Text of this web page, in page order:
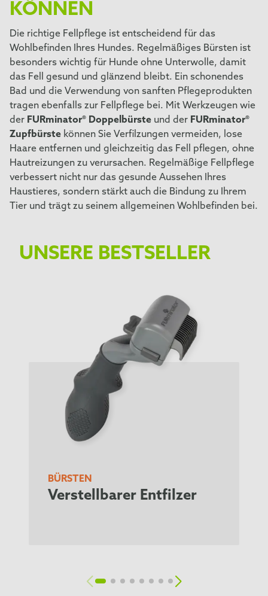
KÖNNEN
Die richtige Fellpflege ist entscheidend für das
Wohlbefinden Ihres Hundes. Regelmäßiges Bürsten ist
besonders wichtig für Hunde ohne Unterwolle, damit
das Fell gesund und glänzend bleibt. Ein schonendes
Bad und die Verwendung von sanften Pflegeprodukten
tragen ebenfalls zur Fellpflege bei. Mit Werkzeugen wie
der FURminator® Doppelbürste und der FURminator®
Zupfbürste können Sie Verfilzungen vermeiden, lose
Haare entfernen und gleichzeitig das Fell pflegen, ohne
Hautreizungen zu verursachen. Regelmäßige Fellpflege
verbessert nicht nur das gesunde Aussehen Ihres
Haustieres, sondern stärkt auch die Bindung zu Ihrem
Tier und trägt zu seinem allgemeinen Wohlbefinden bei.
UNSERE BESTSELLER
BÜRSTEN
Verstellbarer Entfilzer